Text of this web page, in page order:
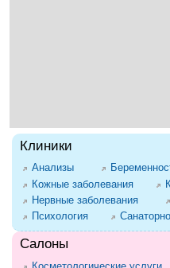
Клиники
Анализы
Кожные заболевания
Нервные заболевания
Психология
Салоны